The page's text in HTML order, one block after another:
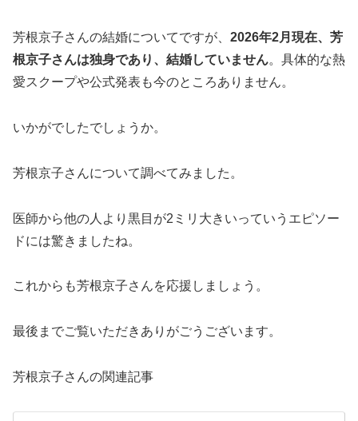
芳根京子さんの結婚についてですが、 2026年2月現在、芳
根京子さんは独身であり、結婚していません。具体的な熱
愛スクープや公式発表も今のところありません。
いかがでしたでしょうか。
芳根京子さんについて調べてみました。
医師から他の人より黒目が2ミリ大きいっていうエピソー
ドには驚きましたね。
これからも芳根京子さんを応援しましょう。
最後までご覧いただきありがごうございます。
芳根京子さんの関連記事